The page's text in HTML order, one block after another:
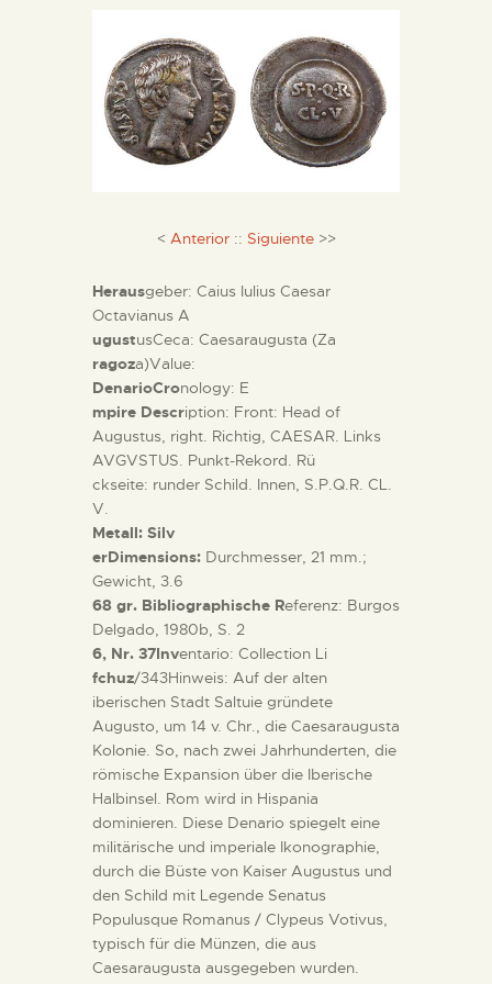
DIGITALE RESSOURCEN
DEUTSCH
< Anterior :: Siguiente>>
Herausgeber: Caius Iulius Caesar
Octavianus A
ugustusCeca: Caesaraugusta (Za
ragoza)Value:
DenarioCronology: E
mpire Description: Front: Head of
Augustus, right. Richtig, CAESAR. Links
AVGVSTUS. Punkt-Rekord. Rü
ckseite: runder Schild. Innen, S.P.Q.R. CL.
V.
Metall: Silv
erDimensions: Durchmesser, 21 mm.;
Gewicht, 3.6
68 gr. Bibliographische Referenz: Burgos
Delgado, 1980b, S. 2
6, Nr. 37Inventario: Collection Li
fchuz/343Hinweis: Auf der alten
iberischen Stadt Saltuie gründete
Augusto, um 14 v. Chr., die Caesaraugusta
Kolonie. So, nach zwei Jahrhunderten, die
römische Expansion über die Iberische
Halbinsel. Rom wird in Hispania
dominieren. Diese Denario spiegelt eine
militärische und imperiale Ikonographie,
durch die Büste von Kaiser Augustus und
den Schild mit Legende Senatus
Populusque Romanus / Clypeus Votivus,
typisch für die Münzen, die aus
Caesaraugusta ausgegeben wurden.